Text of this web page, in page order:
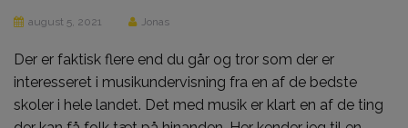
august 5, 2021 Jonas
Der er faktisk flere end du går og tror som der er
interesseret i musikundervisning fra en af de bedste
skoler i hele landet. Det med musik er klart en af de ting